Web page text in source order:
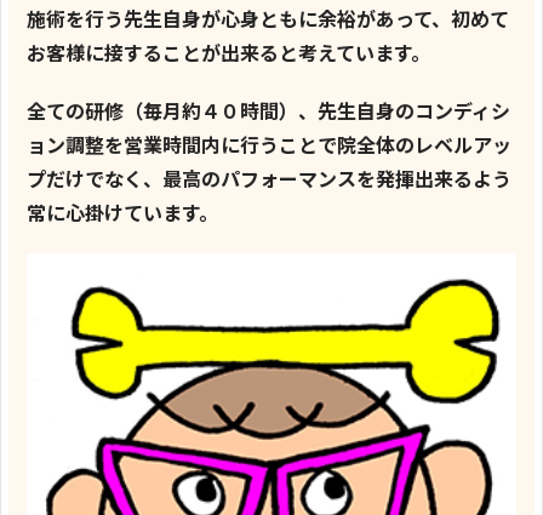
施術を行う先生自身が心身ともに余裕があって、初めて
お客様に接することが出来ると考えています。
全ての研修（毎月約４０時間）、先生自身のコンディシ
ョン調整を営業時間内に行うことで院全体のレベルアッ
プだけでなく、最高のパフォーマンスを発揮出来るよう
常に心掛けています。